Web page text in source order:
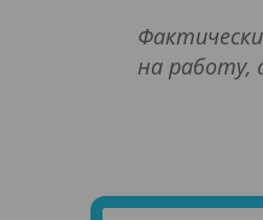
на работу,